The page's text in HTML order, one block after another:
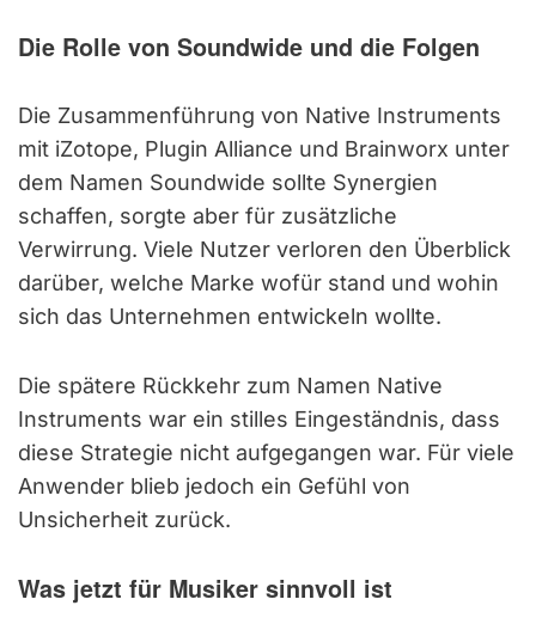
Die Rolle von Soundwide und die Folgen
Die Zusammenführung von Native Instruments
mit iZotope, Plugin Alliance und Brainworx unter
dem Namen Soundwide sollte Synergien
schaffen, sorgte aber für zusätzliche
Verwirrung. Viele Nutzer verloren den Überblick
darüber, welche Marke wofür stand und wohin
sich das Unternehmen entwickeln wollte.
Die spätere Rückkehr zum Namen Native
Instruments war ein stilles Eingeständnis, dass
diese Strategie nicht aufgegangen war. Für viele
Anwender blieb jedoch ein Gefühl von
Unsicherheit zurück.
Was jetzt für Musiker sinnvoll ist